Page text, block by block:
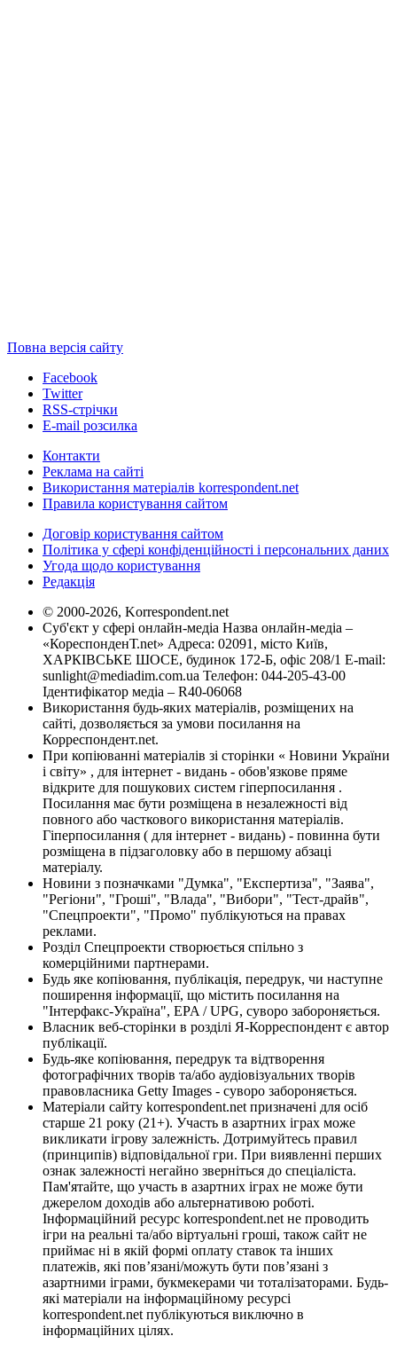
Повна версія сайту
Facebook
Twitter
RSS-стрічки
E-mail розсилка
Контакти
Реклама на сайті
Використання матеріалів korrespondent.net
Правила користування сайтом
Договір користування сайтом
Політика у сфері конфіденційності і персональних даних
Угода щодо користування
Редакція
© 2000-2026, Korrespondent.net
Суб'єкт у сфері онлайн-медіа Назва онлайн-медіа –
«КореспонденТ.net» Адреса: 02091, місто Київ,
ХАРКІВСЬКЕ ШОСЕ, будинок 172-Б, офіс 208/1 E-mail:
sunlight@mediadim.com.ua Телефон: 044-205-43-00
Ідентифікатор медіа – R40-06068
Використання будь-яких матеріалів, розміщених на
сайті, дозволяється за умови посилання на
Корреспондент.net.
При копіюванні матеріалів зі сторінки « Новини України
і світу» , для інтернет - видань - обов'язкове пряме
відкрите для пошукових систем гіперпосилання .
Посилання має бути розміщена в незалежності від
повного або часткового використання матеріалів.
Гіперпосилання ( для інтернет - видань) - повинна бути
розміщена в підзаголовку або в першому абзаці
матеріалу.
Новини з позначками "Думка", "Експертиза", "Заява",
"Регіони", "Гроші", "Влада", "Вибори", "Тест-драйв",
"Спецпроекти", "Промо" публікуються на правах
реклами.
Розділ Спецпроекти створюється спільно з
комерційними партнерами.
Будь яке копіювання, публікація, передрук, чи наступне
поширення інформації, що містить посилання на
"Інтерфакс-Україна", EPA / UPG, суворо забороняється.
Власник веб-сторінки в розділі Я-Корреспондент є автор
публікації.
Будь-яке копіювання, передрук та відтворення
фотографічних творів та/або аудіовізуальних творів
правовласника Getty Images - суворо забороняється.
Матеріали сайту korrespondent.net призначені для осіб
старше 21 року (21+). Участь в азартних іграх може
викликати ігрову залежність. Дотримуйтесь правил
(принципів) відповідальної гри. При виявленні перших
ознак залежності негайно зверніться до спеціаліста.
Пам'ятайте, що участь в азартних іграх не може бути
джерелом доходів або альтернативою роботі.
Інформаційний ресурс korrespondent.net не проводить
ігри на реальні та/або віртуальні гроші, також сайт не
приймає ні в якій формі оплату ставок та інших
платежів, які пов’язані/можуть бути пов’язані з
азартними іграми, букмекерами чи тоталізаторами. Будь-
які матеріали на інформаційному ресурсі
korrespondent.net публікуються виключно в
інформаційних цілях.